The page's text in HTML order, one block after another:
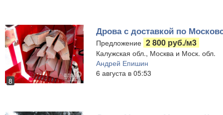
8
Дрова с доставкой по
Предложение 2 800 руб./м3
Калужская обл., Москва и Моск. обл.
Андрей Епишин
6 августа в 05:53